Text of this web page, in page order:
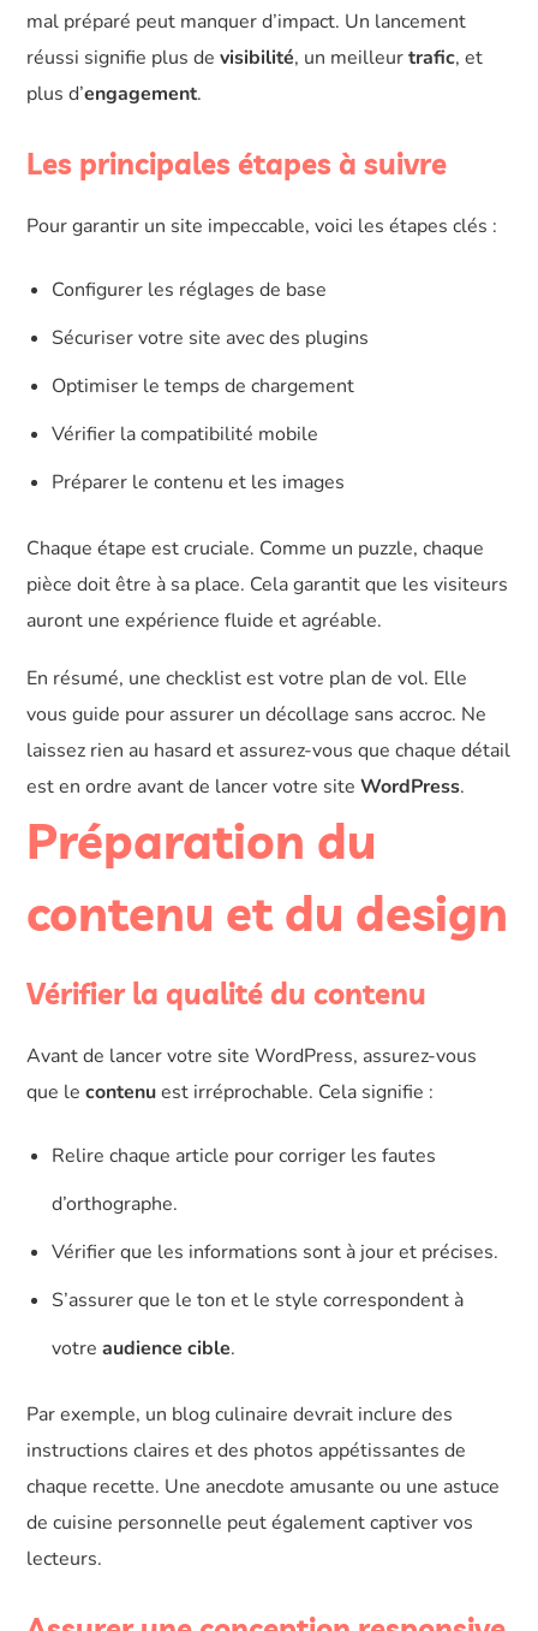
mal préparé peut manquer d’impact. Un lancement
réussi signifie plus devisibilité, un meilleurtrafic, et
plus d’engagement.
Les principales étapes à suivre
Pour garantir un site impeccable, voici les étapes clés :
Configurer les réglages de base
Sécuriser votre site avec des plugins
Optimiser le temps de chargement
Vérifier la compatibilité mobile
Préparer le contenu et les images
Chaque étape est cruciale. Comme un puzzle, chaque
pièce doit être à sa place. Cela garantit que les visiteurs
auront une expérience fluide et agréable.
En résumé, une checklist est votre plan de vol. Elle
vous guide pour assurer un décollage sans accroc. Ne
laissez rien au hasard et assurez-vous que chaque détail
est en ordre avant de lancer votre siteWordPress.
Préparation du
contenu et du design
Vérifier la qualité du contenu
Avant de lancer votre site WordPress, assurez-vous
que lecontenuest irréprochable. Cela signifie :
Relire chaque article pour corriger les fautes
d’orthographe.
Vérifier que les informations sont à jour et précises.
S’assurer que le ton et le style correspondent à
votreaudience cible.
Par exemple, un blog culinaire devrait inclure des
instructions claires et des photos appétissantes de
chaque recette. Une anecdote amusante ou une astuce
de cuisine personnelle peut également captiver vos
lecteurs.